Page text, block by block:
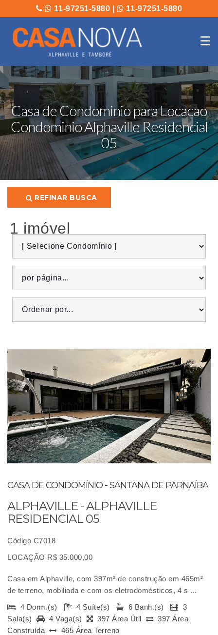
11-97251-5880 11-97251-5880
☰
Casa de Condominio para Locacao
Condominio Alphaville Residencial
05
REFINAR BUSCA
1 imóvel
CASA DE CONDOMÍNIO - SANTANA DE PARNAÍBA
ALPHAVILLE - ALPHAVILLE
RESIDENCIAL 05
Código C7018
LOCAÇÃO R$ 35.000,00
Casa em Alphaville, com 397m² de construção em 465m²
de terreno, mobiliada e com os eletrodomésticos, 4 s ...
4 Dorm.(s)
4 Suíte(s) 6 Banh.(s)
3
Sala(s)
4 Vaga(s) 397 Área Útil
397 Área
Construída
465 Área Terreno